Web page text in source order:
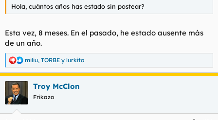
Hola, cuántos años has estado sin postear?
Esta vez, 8 meses. En el pasado, he estado ausente más
de un año.
R
e
a
c
i
miliu, TORBE y lurkito
Troy McClon
Frikazo